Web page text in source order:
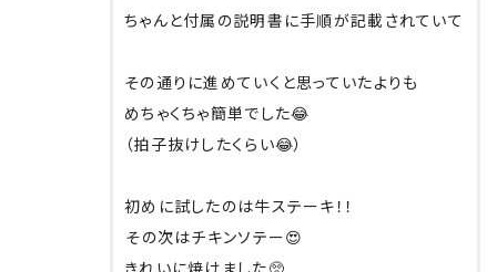
ちゃんと付属の説明書に手順が記載されていて
その通りに進めていくと思っていたよりも
めちゃくちゃ簡単でした😂
（拍子抜けしたくらい😂）
初めに試したのは牛ステーキ！！
⁡その次はチキンソテー😍
きれいに焼けました🥺